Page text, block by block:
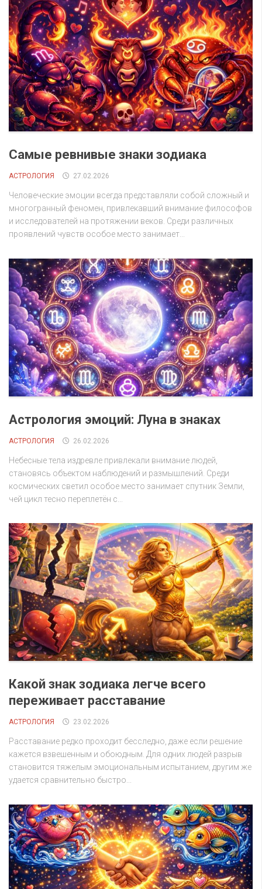
Самые ревнивые знаки зодиака
АСТРОЛОГИЯ 27.02.2026
Человеческие эмоции всегда представляли собой сложный и
многогранный феномен, привлекавший внимание философов
и исследователей на протяжении веков. Среди различных
проявлений чувств особое место занимает...
Астрология эмоций: Луна в знаках
АСТРОЛОГИЯ 26.02.2026
Небесные тела издревле привлекали внимание людей,
становясь объектом наблюдений и размышлений. Среди
космических светил особое место занимает спутник Земли,
чей цикл тесно переплетён с...
Какой знак зодиака легче всего
переживает расставание
АСТРОЛОГИЯ 23.02.2026
Расставание редко проходит бесследно, даже если решение
кажется взвешенным и обоюдным. Для одних людей разрыв
становится тяжелым эмоциональным испытанием, другим же
удается сравнительно быстро...